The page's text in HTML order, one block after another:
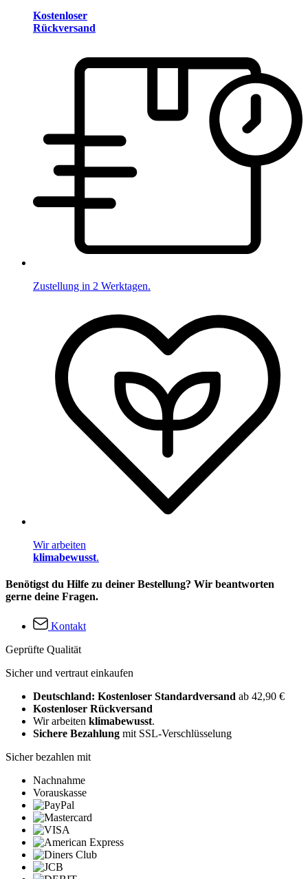
Kostenloser
Rückversand
Zustellung in 2 Werktagen.
Wir arbeiten
klimabewusst.
Benötigst du Hilfe zu deiner Bestellung? Wir beantworten
gerne deine Fragen.
Kontakt
Geprüfte Qualität
Sicher und vertraut einkaufen
Deutschland: Kostenloser Standardversand ab 42,90 €
Kostenloser Rückversand
Wir arbeiten klimabewusst.
Sichere Bezahlung mit SSL-Verschlüsselung
Sicher bezahlen mit
Nachnahme
Vorauskasse